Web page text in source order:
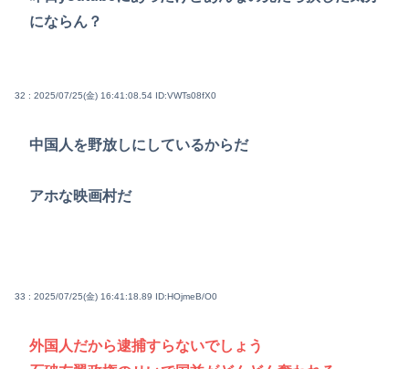
にならん？
32 : 2025/07/25(金) 16:41:08.54 ID:VWTs08fX0
中国人を野放しにしているからだ
アホな映画村だ
33 : 2025/07/25(金) 16:41:18.89 ID:HOjmeB/O0
外国人だから逮捕すらないでしょう